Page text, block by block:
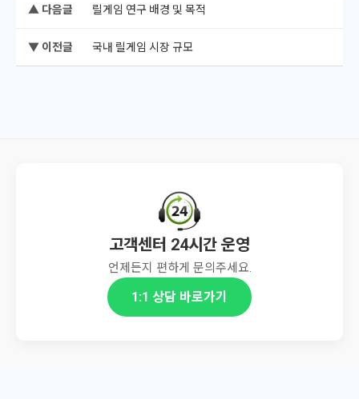
▲ 다음글 릴게임 연구 배경 및 목적
▼ 이전글 국내 릴게임 시장 규모
고객센터 24시간 운영
언제든지 편하게 문의주세요.
1:1 상담 바로가기